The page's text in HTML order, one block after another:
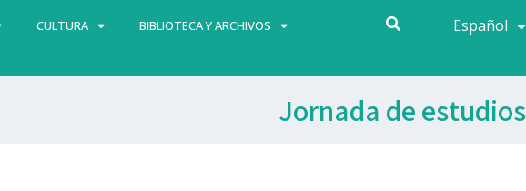
CULTURA BIBLIOTECA Y ARCHIVOS Español
Français
Jornada de estudios